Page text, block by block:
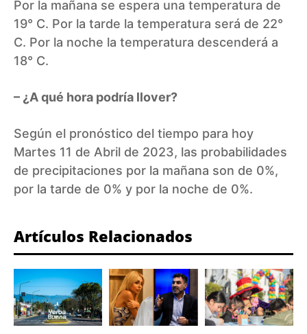
Por la mañana se espera una temperatura de
19° C. Por la tarde la temperatura será de 22°
C. Por la noche la temperatura descenderá a
18° C.
– ¿A qué hora podría llover?
Según el pronóstico del tiempo para hoy
Martes 11 de Abril de 2023, las probabilidades
de precipitaciones por la mañana son de 0%,
por la tarde de 0% y por la noche de 0%.
Artículos Relacionados